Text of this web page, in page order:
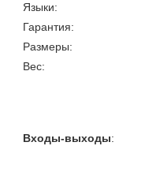
Языки:
Гарантия:
Размеры:
Вес:
Входы-выходы: